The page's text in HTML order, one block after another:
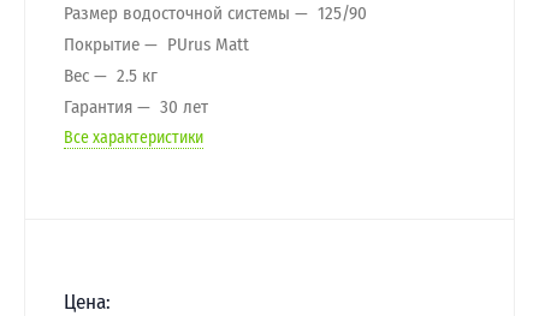
Размер водосточной системы
125/90
Покрытие
PUrus Matt
Вес
2.5 кг
Гарантия
30 лет
Все характеристики
Цена: